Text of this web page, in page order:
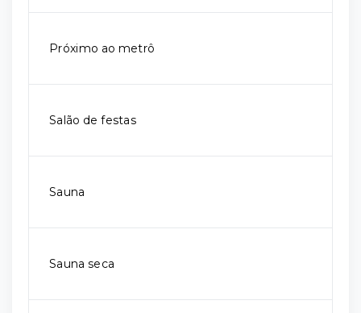
Próximo ao metrô
Salão de festas
Sauna
Sauna seca